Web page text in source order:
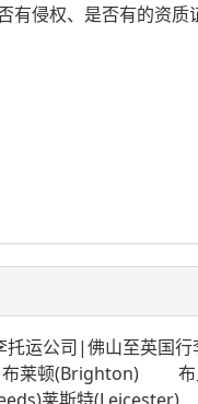
有侵权、是否有的资质
运公司|佛山至英国
布莱顿